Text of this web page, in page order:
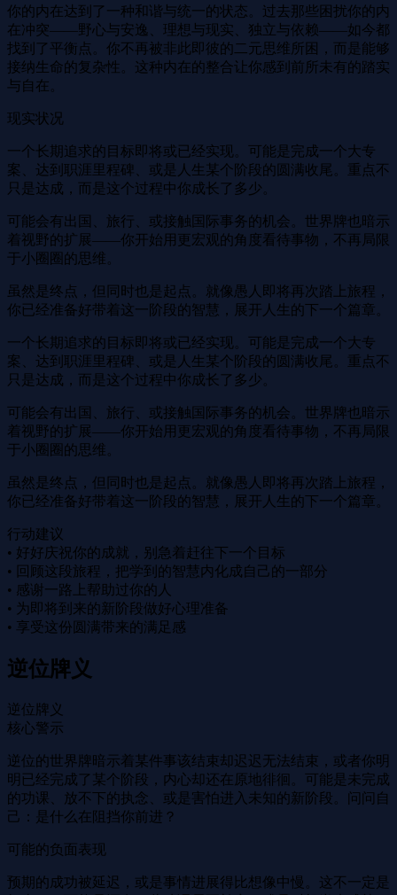
你的内在达到了一种和谐与统一的状态。过去那些困扰你的内
在冲突——野心与安逸、理想与现实、独立与依赖——如今都
找到了平衡点。你不再被非此即彼的二元思维所困，而是能够
接纳生命的复杂性。这种内在的整合让你感到前所未有的踏实
与自在。
现实状况
一个长期追求的目标即将或已经实现。可能是完成一个大专
案、达到职涯里程碑、或是人生某个阶段的圆满收尾。重点不
只是达成，而是这个过程中你成长了多少。
可能会有出国、旅行、或接触国际事务的机会。世界牌也暗示
着视野的扩展——你开始用更宏观的角度看待事物，不再局限
于小圈圈的思维。
虽然是终点，但同时也是起点。就像愚人即将再次踏上旅程，
你已经准备好带着这一阶段的智慧，展开人生的下一个篇章。
一个长期追求的目标即将或已经实现。可能是完成一个大专
案、达到职涯里程碑、或是人生某个阶段的圆满收尾。重点不
只是达成，而是这个过程中你成长了多少。
可能会有出国、旅行、或接触国际事务的机会。世界牌也暗示
着视野的扩展——你开始用更宏观的角度看待事物，不再局限
于小圈圈的思维。
虽然是终点，但同时也是起点。就像愚人即将再次踏上旅程，
你已经准备好带着这一阶段的智慧，展开人生的下一个篇章。
行动建议
• 好好庆祝你的成就，别急着赶往下一个目标
• 回顾这段旅程，把学到的智慧内化成自己的一部分
• 感谢一路上帮助过你的人
• 为即将到来的新阶段做好心理准备
• 享受这份圆满带来的满足感
逆位牌义
逆位牌义
核心警示
逆位的世界牌暗示着某件事该结束却迟迟无法结束，或者你明
明已经完成了某个阶段，内心却还在原地徘徊。可能是未完成
的功课、放不下的执念、或是害怕进入未知的新阶段。问问自
己：是什么在阻挡你前进？
可能的负面表现
预期的成功被延迟，或是事情进展得比想像中慢。这不一定是